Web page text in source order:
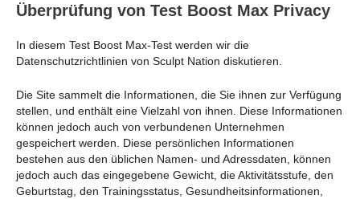
Überprüfung von Test Boost Max Privacy
In diesem Test Boost Max-Test werden wir die
Datenschutzrichtlinien von Sculpt Nation diskutieren.
Die Site sammelt die Informationen, die Sie ihnen zur Verfügung
stellen, und enthält eine Vielzahl von ihnen. Diese Informationen
können jedoch auch von verbundenen Unternehmen
gespeichert werden. Diese persönlichen Informationen
bestehen aus den üblichen Namen- und Adressdaten, können
jedoch auch das eingegebene Gewicht, die Aktivitätsstufe, den
Geburtstag, den Trainingsstatus, Gesundheitsinformationen,